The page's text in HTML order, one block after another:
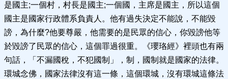
是國主;一個村，村長是國主;一個國，主席是國主，所以這個
國主是國家行政體系負責人。他有過失決定不能說，不能毀
謗，為什麼?他要尊嚴，他需要的是民眾的信心，你毀謗他等
於毀謗了民眾的信心，這個罪過很重。《瓔珞經》裡頭也有兩
句話，「不漏國稅，不犯國制」，制，國制就是國家的法律。
環城念佛，國家法律沒有這一條，這個環城，沒有環城這條法